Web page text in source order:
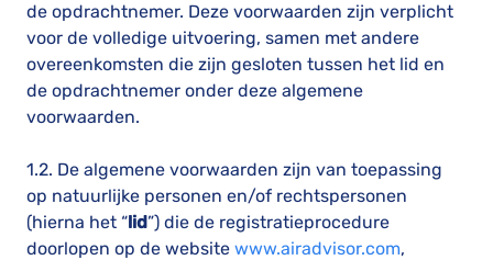
de opdrachtnemer. Deze voorwaarden zijn verplicht
voor de volledige uitvoering, samen met andere
overeenkomsten die zijn gesloten tussen het lid en
de opdrachtnemer onder deze algemene
voorwaarden.
1.2. De algemene voorwaarden zijn van toepassing
op natuurlijke personen en/of rechtspersonen
(hierna het “lid”) die de registratieprocedure
doorlopen op de website www.airadvisor.com,